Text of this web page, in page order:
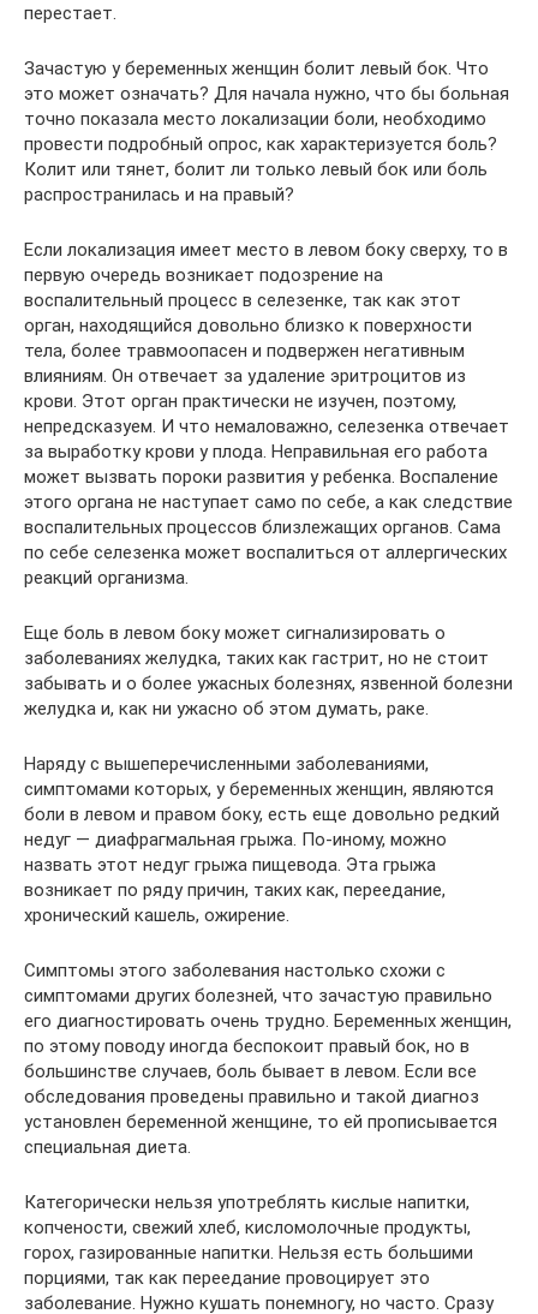
перестает.
Зачастую у беременных женщин болит левый бок. Что
это может означать? Для начала нужно, что бы больная
точно показала место локализации боли, необходимо
провести подробный опрос, как характеризуется боль?
Колит или тянет, болит ли только левый бок или боль
распространилась и на правый?
Если локализация имеет место в левом боку сверху, то в
первую очередь возникает подозрение на
воспалительный процесс в селезенке, так как этот
орган, находящийся довольно близко к поверхности
тела, более травмоопасен и подвержен негативным
влияниям. Он отвечает за удаление эритроцитов из
крови. Этот орган практически не изучен, поэтому,
непредсказуем. И что немаловажно, селезенка отвечает
за выработку крови у плода. Неправильная его работа
может вызвать пороки развития у ребенка. Воспаление
этого органа не наступает само по себе, а как следствие
воспалительных процессов близлежащих органов. Сама
по себе селезенка может воспалиться от аллергических
реакций организма.
Еще боль в левом боку может сигнализировать о
заболеваниях желудка, таких как гастрит, но не стоит
забывать и о более ужасных болезнях, язвенной болезни
желудка и, как ни ужасно об этом думать, раке.
Наряду с вышеперечисленными заболеваниями,
симптомами которых, у беременных женщин, являются
боли в левом и правом боку, есть еще довольно редкий
недуг — диафрагмальная грыжа. По-иному, можно
назвать этот недуг грыжа пищевода. Эта грыжа
возникает по ряду причин, таких как, переедание,
хронический кашель, ожирение.
Симптомы этого заболевания настолько схожи с
симптомами других болезней, что зачастую правильно
его диагностировать очень трудно. Беременных женщин,
по этому поводу иногда беспокоит правый бок, но в
большинстве случаев, боль бывает в левом. Если все
обследования проведены правильно и такой диагноз
установлен беременной женщине, то ей прописывается
специальная диета.
Категорически нельзя употреблять кислые напитки,
копчености, свежий хлеб, кисломолочные продукты,
горох, газированные напитки. Нельзя есть большими
порциями, так как переедание провоцирует это
заболевание. Нужно кушать понемногу, но часто. Сразу